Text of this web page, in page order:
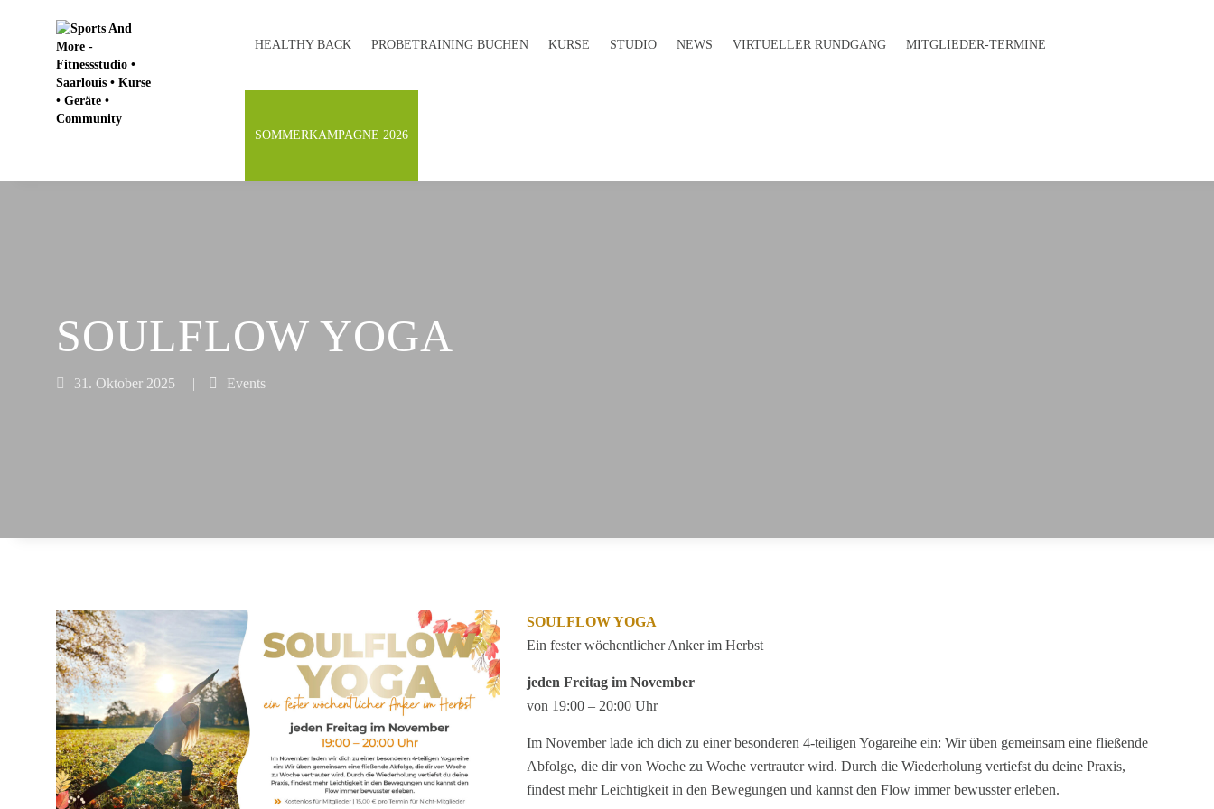
HEALTHY BACK PROBE­TRAINING BUCHEN KURSE STUDIO NEWS VIRTUELLER RUND­GANG MITGLIEDER-TERMINE
SOMMERKAMPAGNE 2026
SOULFLOW YOGA
31. Oktober 2025 | Events
SOULFLOW YOGA
Ein fester wöchentlicher Anker im Herbst
jeden Freitag im November
von 19:00 – 20:00 Uhr
Im November lade ich dich zu einer besonderen 4-teiligen Yogareihe ein: Wir üben gemeinsam eine fließende
Abfolge, die dir von Woche zu Woche vertrauter wird. Durch die Wiederholung vertiefst du deine Praxis,
findest mehr Leichtigkeit in den Bewegungen und kannst den Flow immer bewusster erleben.